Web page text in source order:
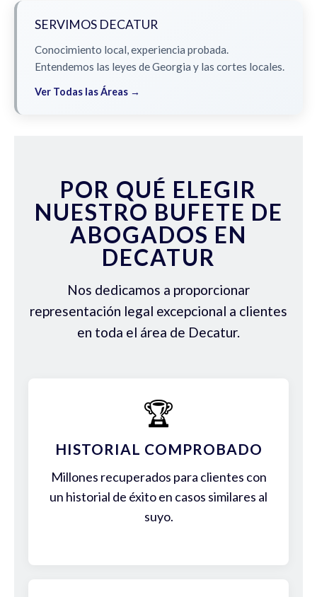
SERVIMOS DECATUR
Conocimiento local, experiencia probada.
Entendemos las leyes de Georgia y las cortes locales.
Ver Todas las Áreas →
POR QUÉ ELEGIR
NUESTRO BUFETE DE
ABOGADOS EN
DECATUR
Nos dedicamos a proporcionar
representación legal excepcional a clientes
en toda el área de Decatur.
🏆
HISTORIAL COMPROBADO
Millones recuperados para clientes con
un historial de éxito en casos similares al
suyo.